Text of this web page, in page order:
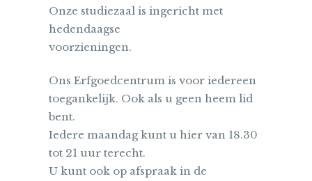
Onze studiezaal is ingericht met
hedendaagse
voorzieningen.
Ons Erfgoedcentrum is voor iedereen
toegankelijk. Ook als u geen heem lid
bent.
Iedere maandag kunt u hier van 18.30
tot 21 uur terecht.
U kunt ook op afspraak in de